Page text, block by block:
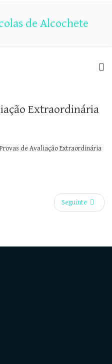
Extraordinária
de Avaliação Extraordinária
Seguinte